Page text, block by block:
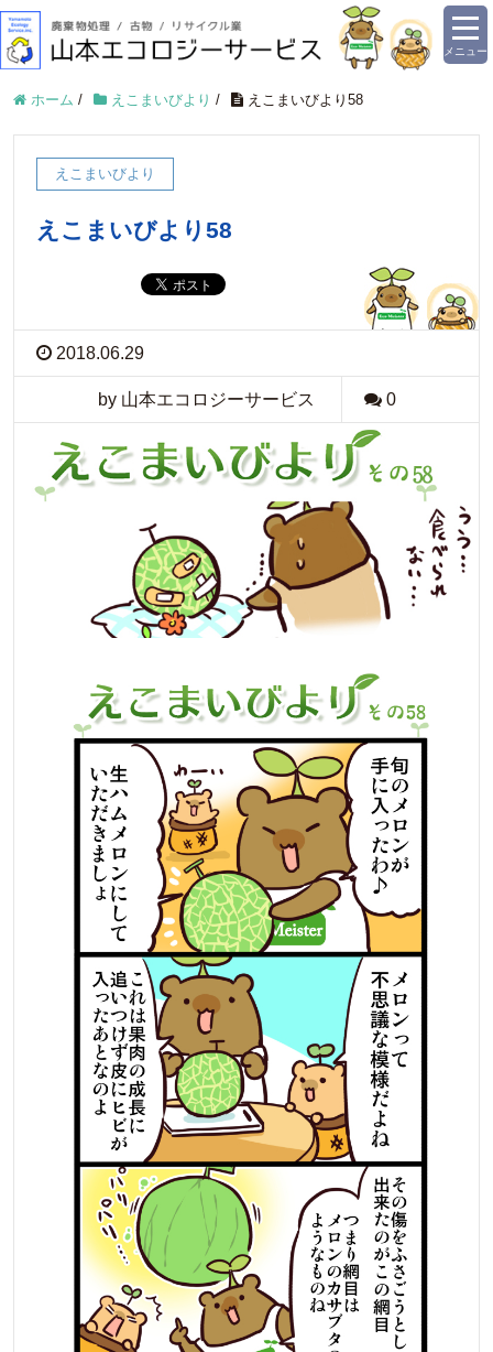
メニュー
ホーム / えこまいびより / えこまいびより58
えこまいびより
えこまいびより58
2018.06.29
by 山本エコロジーサービス 0